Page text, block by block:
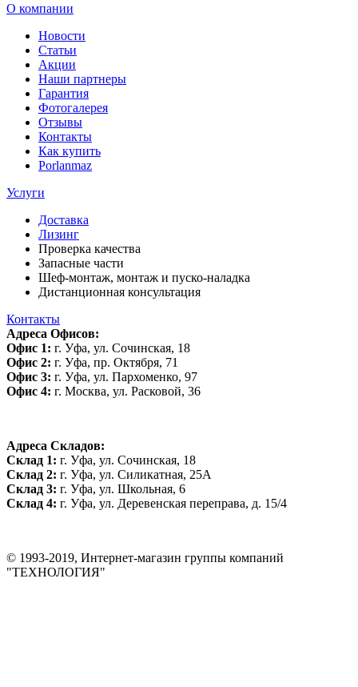
О компании
Новости
Статьи
Акции
Наши партнеры
Гарантия
Фотогалерея
Отзывы
Контакты
Как купить
Porlanmaz
Услуги
Доставка
Лизинг
Проверка качества
Запасные части
Шеф-монтаж, монтаж и пуско-наладка
Дистанционная консультация
Контакты
Адреса Офисов:
Офис 1: г. Уфа, ул. Сочинская, 18
Офис 2: г. Уфа, пр. Октября, 71
Офис 3: г. Уфа, ул. Пархоменко, 97
Офис 4: г. Москва, ул. Расковой, 36
Адреса Складов:
Склад 1: г. Уфа, ул. Сочинская, 18
Склад 2: г. Уфа, ул. Силикатная, 25А
Склад 3: г. Уфа, ул. Школьная, 6
Склад 4: г. Уфа, ул. Деревенская переправа, д. 15/4
© 1993-2019, Интернет-магазин группы компаний
"ТЕХНОЛОГИЯ"